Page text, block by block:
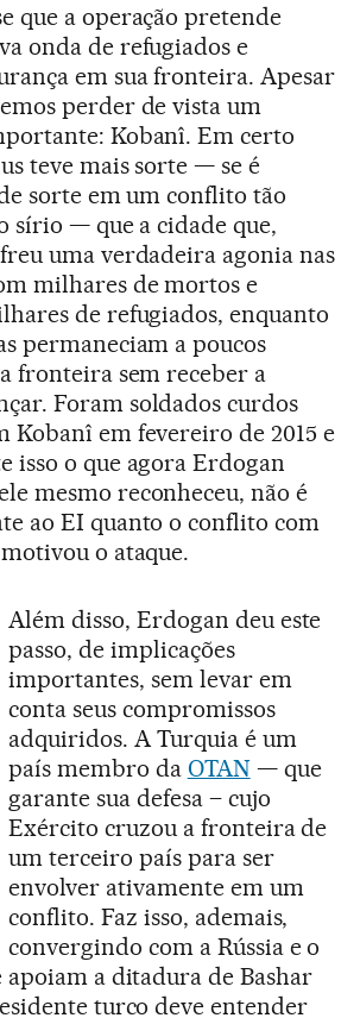
que a operação pretende
onda de refugiados e
em sua fronteira. Apesar
perder de vista um
Kobanî. Em certo
teve mais sorte — se é
sorte em um conflito tão
sírio — que a cidade que,
uma verdadeira agonia nas
milhares de mortos e
de refugiados, enquanto
permaneciam a poucos
fronteira sem receber a
Foram soldados curdos
Kobanî em fevereiro de 2015 e
isso o que agora Erdogan
mesmo reconheceu, não é
ao EI quanto o conflito com
o ataque.
Além disso, Erdogan deu este
passo, de implicações
importantes, sem levar em
conta seus compromissos
adquiridos. A Turquia é um
país membro da OTAN— que
garante sua defesa – cujo
Exército cruzou a fronteira de
um terceiro país para ser
envolver ativamente em um
conflito. Faz isso, ademais,
convergindo com a Rússia e o
apoiam a ditadura de Bashar
turco deve entender